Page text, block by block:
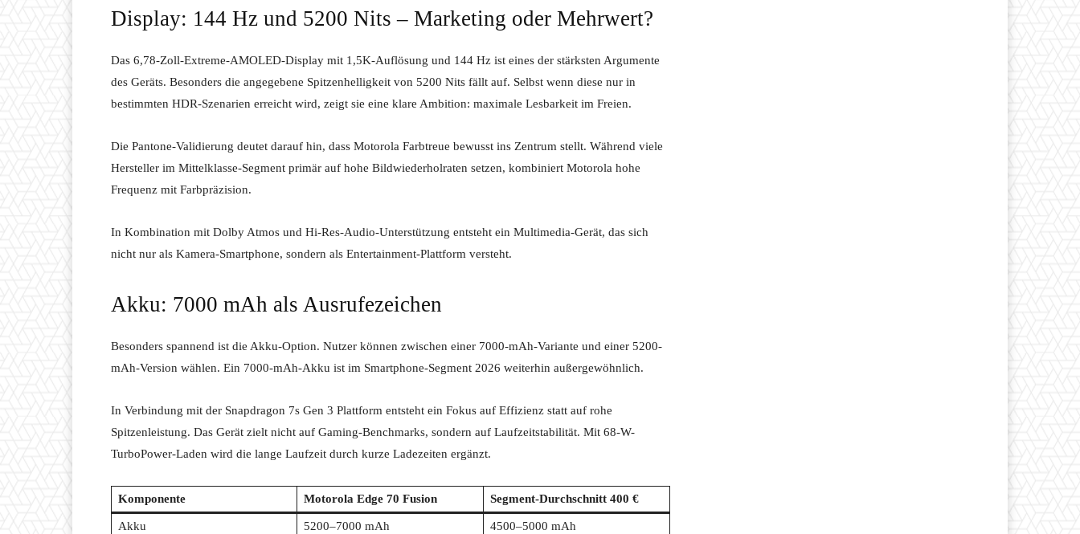
Display: 144 Hz und 5200 Nits – Marketing oder Mehrwert?
Das 6,78-Zoll-Extreme-AMOLED-Display mit 1,5K-Auflösung und 144 Hz ist eines der stärksten Argumente
des Geräts. Besonders die angegebene Spitzenhelligkeit von 5200 Nits fällt auf. Selbst wenn diese nur in
bestimmten HDR-Szenarien erreicht wird, zeigt sie eine klare Ambition: maximale Lesbarkeit im Freien.
Die Pantone-Validierung deutet darauf hin, dass Motorola Farbtreue bewusst ins Zentrum stellt. Während viele
Hersteller im Mittelklasse-Segment primär auf hohe Bildwiederholraten setzen, kombiniert Motorola hohe
Frequenz mit Farbpräzision.
In Kombination mit Dolby Atmos und Hi-Res-Audio-Unterstützung entsteht ein Multimedia-Gerät, das sich
nicht nur als Kamera-Smartphone, sondern als Entertainment-Plattform versteht.
Akku: 7000 mAh als Ausrufezeichen
Besonders spannend ist die Akku-Option. Nutzer können zwischen einer 7000-mAh-Variante und einer 5200-
mAh-Version wählen. Ein 7000-mAh-Akku ist im Smartphone-Segment 2026 weiterhin außergewöhnlich.
In Verbindung mit der Snapdragon 7s Gen 3 Plattform entsteht ein Fokus auf Effizienz statt auf rohe
Spitzenleistung. Das Gerät zielt nicht auf Gaming-Benchmarks, sondern auf Laufzeitstabilität. Mit 68-W-
TurboPower-Laden wird die lange Laufzeit durch kurze Ladezeiten ergänzt.
Komponente Motorola Edge 70 Fusion Segment-Durchschnitt 400 €
Akku 5200–7000 mAh
4500–5000 mAh